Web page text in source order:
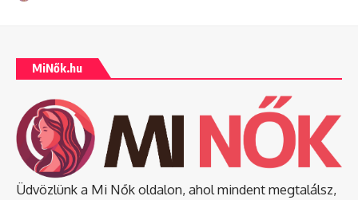
MiNők.hu
Üdvözlünk a Mi Nők oldalon, ahol mindent megtalálsz,